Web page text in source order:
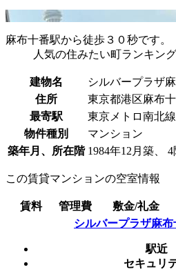
麻布十番駅から徒歩３０秒です
人気の住みたい町ランキン
建物名
シルバープラザ
住所
東京都港区麻布
最寄駅
東京メトロ南北
物件種別
マンション
築年月、所在階 1984年12月築、
この賃貸マンションの空室情報
賃料 管理費 敷金/礼金
シルバープラザ麻布
駅近
セキュリ